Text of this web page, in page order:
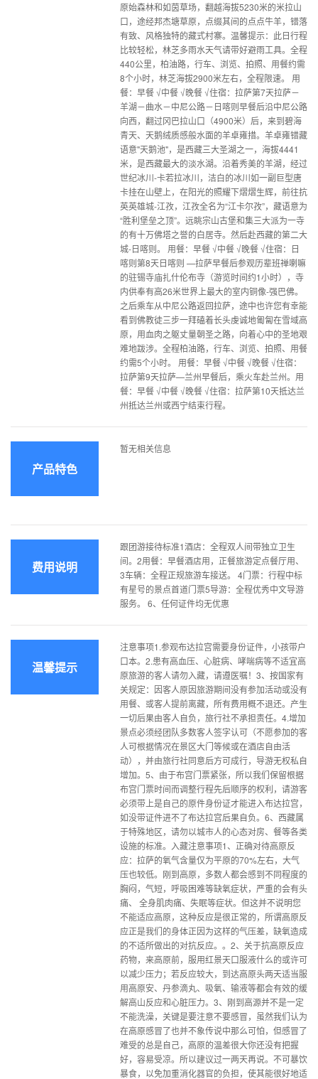
原始森林和如茵草场，翻越海拔5230米的米拉山
口，途经邦杰塘草原，点缀其间的点点牛羊，错落
有致、风格独特的藏式村寨。温馨提示：此日行程
比较轻松，林芝多雨水天气请带好避雨工具。全程
440公里，柏油路，行车、浏览、拍照、用餐约需
8个小时，林芝海拔2900米左右，全程限速。 用
餐：早餐 √中餐 √晚餐 √住宿：拉萨第7天拉萨－
羊湖－曲水－中尼公路－日喀则早餐后沿中尼公路
向西，翻过冈巴拉山口（4900米）后，来到碧海
青天、天鹅绒质感般水面的羊卓雍措。羊卓雍错藏
语意"天鹅池"，是西藏三大圣湖之一，海拔4441
米，是西藏最大的淡水湖。沿着秀美的羊湖，经过
世纪冰川-卡若拉冰川，洁白的冰川如一副巨型唐
卡挂在山壁上，在阳光的照耀下熠熠生辉，前往抗
英英雄城-江孜，江孜全名为“江卡尔孜”，藏语意为
“胜利堡垒之顶”。远眺宗山古堡和集三大派为一寺
的有十万佛塔之誉的白居寺。然后赴西藏的第二大
城-日喀则。 用餐：早餐 √中餐 √晚餐 √住宿：日
喀则第8天日喀则 —拉萨早餐后参观历辈班禅喇嘛
的驻锡寺庙扎什伦布寺（游览时间约1小时），寺
内供奉有高26米世界上最大的室内铜像-强巴佛。
之后乘车从中尼公路返回拉萨，途中也许您有幸能
看到佛教徒三步一拜磕着长头虔诚地匍匐在雪域高
原，用血肉之躯丈量朝圣之路，向着心中的圣地艰
难地跋涉。全程柏油路，行车、浏览、拍照、用餐
约需5个小时。 用餐：早餐 √中餐 √晚餐 √住宿：
拉萨第9天拉萨—兰州早餐后，乘火车赴兰州。用
餐：早餐 √中餐 √晚餐 √住宿：拉萨第10天抵达兰
州抵达兰州或西宁结束行程。
产品特色
暂无相关信息
费用说明
跟团游接待标准1酒店：全程双人间带独立卫生
间。2用餐：早餐酒店用，正餐旅游定点餐厅用、
3车辆：全程正规旅游车接送。 4门票：行程中标
有星号的景点首道门票5导游：全程优秀中文导游
服务。 6、任何证件均无优惠
温馨提示
注意事项1.参观布达拉宫需要身份证件，小孩带户
口本。2.患有高血压、心脏病、哮喘病等不适宜高
原旅游的客人请勿入藏，请遵医嘱！3、按国家有
关规定：因客人原因旅游期间没有参加活动或没有
用餐、或客人提前离藏，所有费用概不退还。产生
一切后果由客人自负，旅行社不承担责任。4.增加
景点必须经团队多数客人签字认可（不愿参加的客
人可根据情况在景区大门等候或在酒店自由活
动），并由旅行社同意后方可成行，导游无权私自
增加。5、由于布宫门票紧张，所以我们保留根据
布宫门票时间而调整行程先后顺序的权利，请游客
必须带上是自己的原件身份证才能进入布达拉宫，
如没带证件进不了布达拉宫后果自负。6、西藏属
于特殊地区，请勿以城市人的心态对房、餐等各类
设施的标准。入藏注意事项1、正确对待高原反
应：拉萨的氧气含量仅为平原的70%左右，大气
压也较低。刚到高原，多数人都会感到不同程度的
胸闷，气短，呼吸困难等缺氧症状，严重的会有头
痛、 全身肌肉痛、失眠等症状。但这并不说明您
不能适应高原，这种反应是很正常的，所谓高原反
应正是我们的身体正因为这样的气压差，缺氧造成
的不适所做出的对抗反应。。2、关于抗高原反应
药物，来高原前，服用红景天口服液什么的或许可
以减少压力；若反应较大，到达高原头两天适当服
用高原安、丹参滴丸、吸氧、输液等都会有效的缓
解高山反应和心脏压力。3、刚到高源并不是一定
不能洗澡，关键是要注意不要感冒，虽然我们认为
在高原感冒了也并不象传说中那么可怕，但感冒了
难受的总是自己，高原的温差很大你还没有把握
好，容易受凉。所以建议过一两天再说。不可暴饮
暴食，以免加重消化器官的负担，使其能很好地适